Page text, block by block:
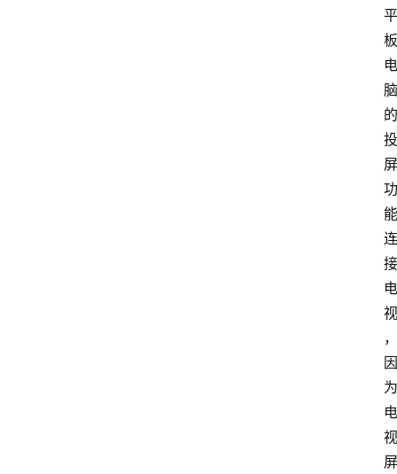
平
板
电
脑
的
投
屏
功
能
连
接
电
视
，
因
为
电
视
屏